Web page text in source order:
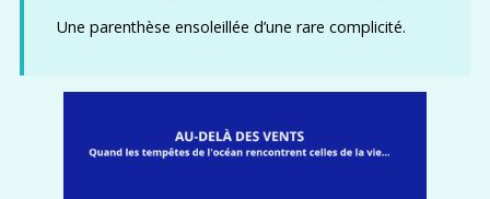
Une parenthèse ensoleillée d’une rare complicité.